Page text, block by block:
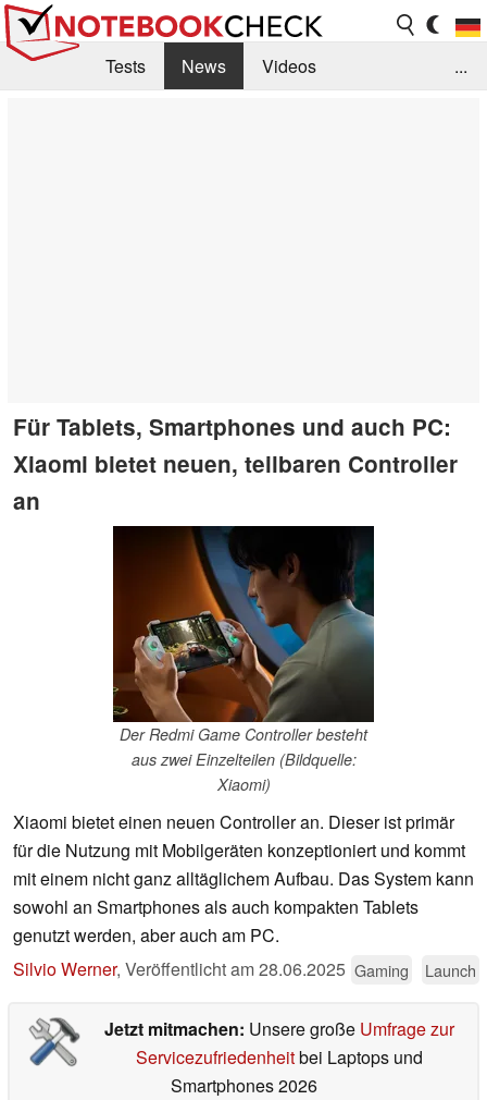
Tests News
Videos
...
Für Tablets, Smartphones und auch PC:
Xiaomi bietet neuen, teilbaren Controller
an
Der Redmi Game Controller besteht
aus zwei Einzelteilen (Bildquelle:
Xiaomi)
Xiaomi bietet einen neuen Controller an. Dieser ist primär
für die Nutzung mit Mobilgeräten konzeptioniert und kommt
mit einem nicht ganz alltäglichem Aufbau. Das System kann
sowohl an Smartphones als auch kompakten Tablets
genutzt werden, aber auch am PC.
Silvio Werner, Veröffentlicht am28.06.2025 Gaming Launch
Jetzt mitmachen: Unsere große Umfrage zur
Servicezufriedenheitbei Laptops und
Smartphones 2026